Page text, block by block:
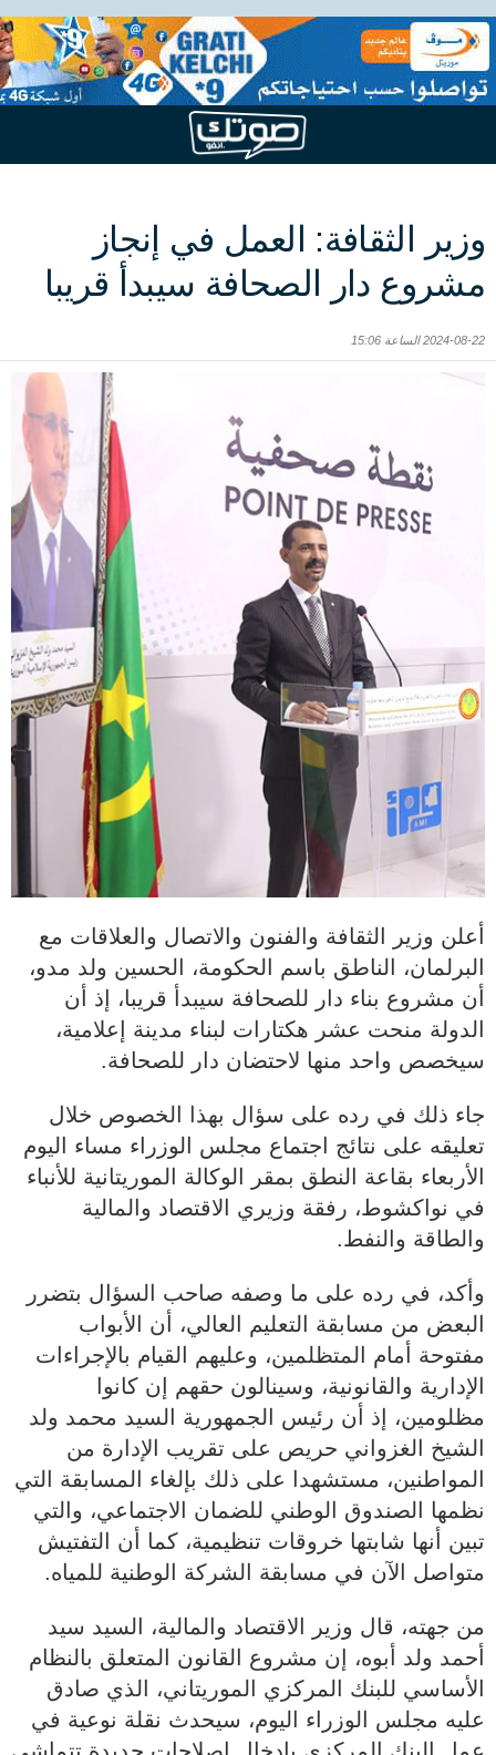
وزير الثقافة: العمل في إنجاز
مشروع دار الصحافة سيبدأ قريبا
2024-08-22 الساعة 15:06
أعلن وزير الثقافة والفنون والاتصال والعلاقات مع
البرلمان، الناطق باسم الحكومة، الحسين ولد مدو،
أن مشروع بناء دار للصحافة سيبدأ قريبا، إذ أن
الدولة منحت عشر هكتارات لبناء مدينة إعلامية،
سيخصص واحد منها لاحتضان دار للصحافة.
جاء ذلك في رده على سؤال بهذا الخصوص خلال
تعليقه على نتائج اجتماع مجلس الوزراء مساء اليوم
الأربعاء بقاعة النطق بمقر الوكالة الموريتانية للأنباء
في نواكشوط، رفقة وزيري الاقتصاد والمالية
والطاقة والنفط.
وأكد، في رده على ما وصفه صاحب السؤال بتضرر
البعض من مسابقة التعليم العالي، أن الأبواب
مفتوحة أمام المتظلمين، وعليهم القيام بالإجراءات
الإدارية والقانونية، وسينالون حقهم إن كانوا
مظلومين، إذ أن رئيس الجمهورية السيد محمد ولد
الشيخ الغزواني حريص على تقريب الإدارة من
المواطنين، مستشهدا على ذلك بإلغاء المسابقة التي
نظمها الصندوق الوطني للضمان الاجتماعي، والتي
تبين أنها شابتها خروقات تنظيمية، كما أن التفتيش
متواصل الآن في مسابقة الشركة الوطنية للمياه.
من جهته، قال وزير الاقتصاد والمالية، السيد سيد
أحمد ولد أبوه، إن مشروع القانون المتعلق بالنظام
الأساسي للبنك المركزي الموريتاني، الذي صادق
عليه مجلس الوزراء اليوم، سيحدث نقلة نوعية في